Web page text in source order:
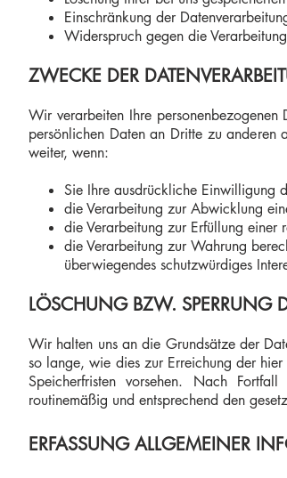
Einschränkung der
Widerspruch gegen die
ZWECKE DER
Wir verarbeiten Ihre
persönlichen Daten an Dritte zu
weiter, wenn:
Sie Ihre ausdrückliche Einwilligung
die Verarbeitung zur Abwicklung
die Verarbeitung zur Erfüllung einer
die Verarbeitung zur Wahrung
überwiegendes schutzwürdiges
LÖSCHUNG BZW. SPERRUNG
Wir halten uns an die Grundsätze der
so lange, wie dies zur Erreichung der
Speicherfristen vorsehen. Nach
routinemäßig und entsprechend den
ERFASSUNG ALLGEMEINER